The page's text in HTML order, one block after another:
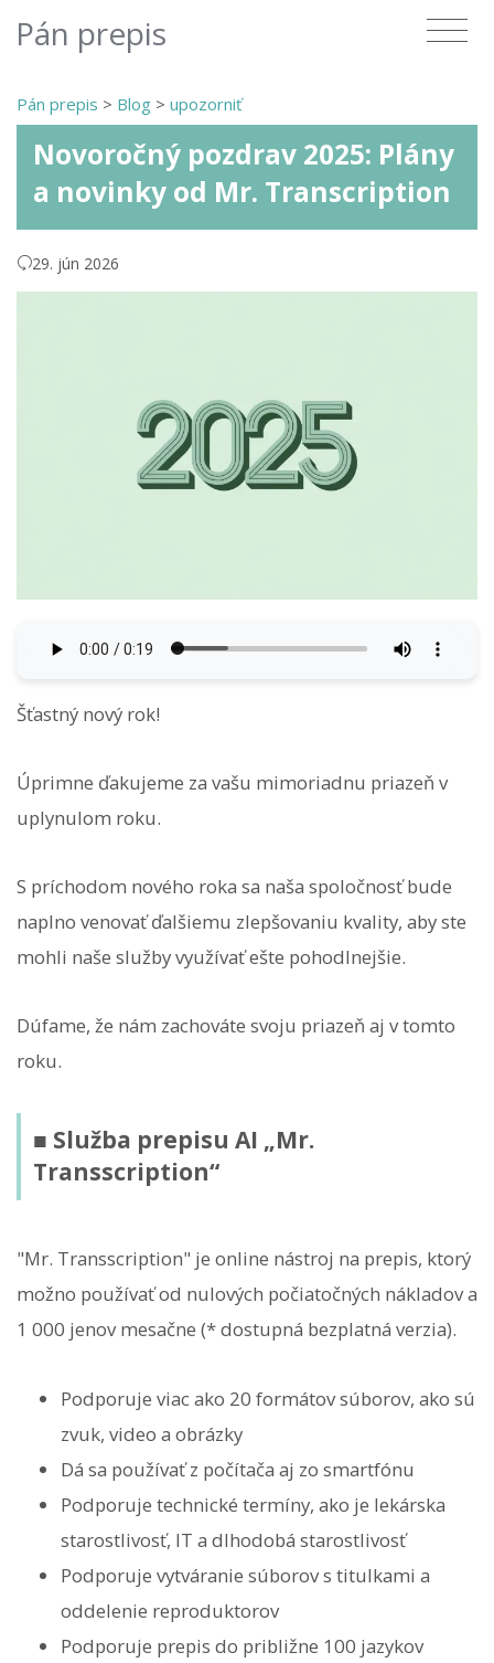
Pán prepis
Pán prepis > Blog > upozorniť
Novoročný pozdrav 2025: Plány
a novinky od Mr. Transcription
29. jún 2026
Šťastný nový rok!
Úprimne ďakujeme za vašu mimoriadnu priazeň v
uplynulom roku.
S príchodom nového roka sa naša spoločnosť bude
naplno venovať ďalšiemu zlepšovaniu kvality, aby ste
mohli naše služby využívať ešte pohodlnejšie.
Dúfame, že nám zachováte svoju priazeň aj v tomto
roku.
■ Služba prepisu AI „Mr.
Transscription“
"Mr. Transscription" je online nástroj na prepis, ktorý
možno používať od nulových počiatočných nákladov a
1 000 jenov mesačne (* dostupná bezplatná verzia).
Podporuje viac ako 20 formátov súborov, ako sú
zvuk, video a obrázky
Dá sa používať z počítača aj zo smartfónu
Podporuje technické termíny, ako je lekárska
starostlivosť, IT a dlhodobá starostlivosť
Podporuje vytváranie súborov s titulkami a
oddelenie reproduktorov
Podporuje prepis do približne 100 jazykov